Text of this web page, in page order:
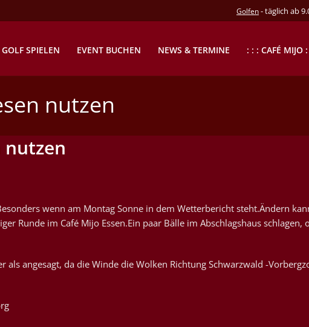
Golfen- täglich ab
GOLF SPIELEN EVENT BUCHEN NEWS & TERMINE : : : CAFÉ MIJO
nutzen
nutzen
wenn am Montag Sonne in dem Wetterbericht steht.Ändern
Runde im Café Mijo Essen.Ein paar Bälle im Abschlagshaus schlagen,
als angesagt, da die Winde die Wolken Richtung Schwarzwald -